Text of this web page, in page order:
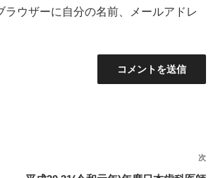
ウザーに自分の名前、メールアドレ
次
次